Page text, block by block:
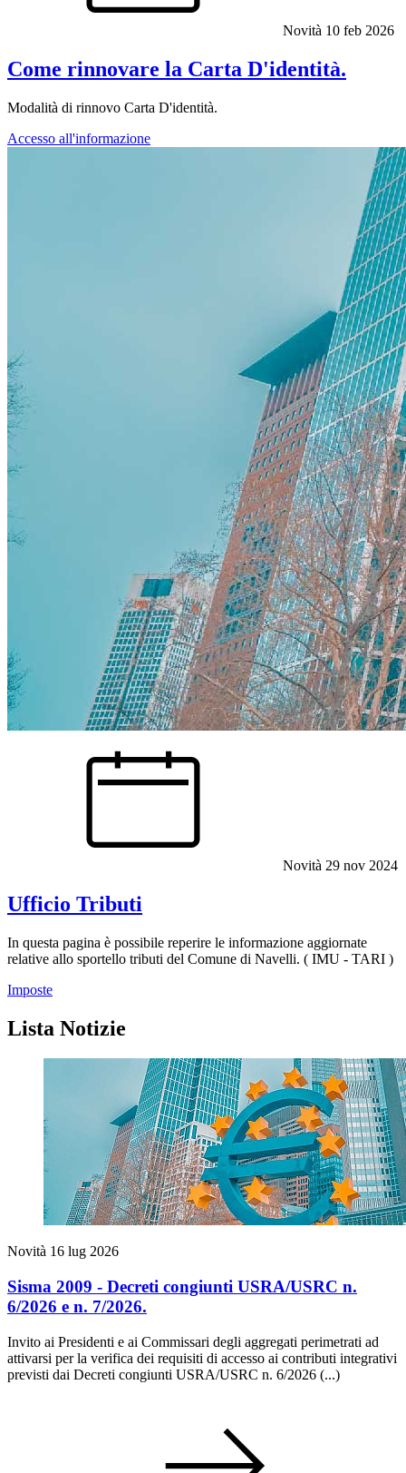
Novità 10 feb 2026
Come rinnovare la Carta D'identità.
Modalità di rinnovo Carta D'identità.
Accesso all'informazione
Novità 29 nov 2024
Ufficio Tributi
In questa pagina è possibile reperire le informazione aggiornate
relative allo sportello tributi del Comune di Navelli. ( IMU - TARI )
Imposte
Lista Notizie
Novità 16 lug 2026
Sisma 2009 - Decreti congiunti USRA/USRC n.
6/2026 e n. 7/2026.
Invito ai Presidenti e ai Commissari degli aggregati perimetrati ad
attivarsi per la verifica dei requisiti di accesso ai contributi integrativi
previsti dai Decreti congiunti USRA/USRC n. 6/2026 (...)